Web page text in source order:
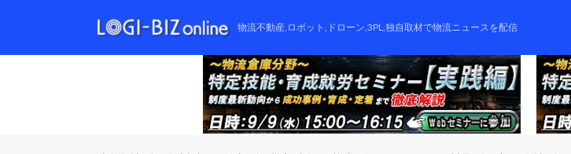
物流不動産,ロボット,ドローン,3PL,独自取材で物流ニュースを配信